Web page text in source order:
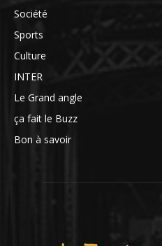
Société
Sports
Culture
INTER
Le Grand angle
ça fait le Buzz
Bon à savoir